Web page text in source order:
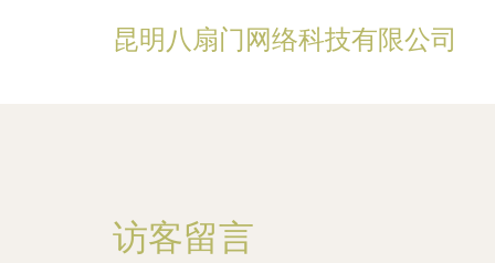
昆明八扇门网络科技有限公司
访客留言